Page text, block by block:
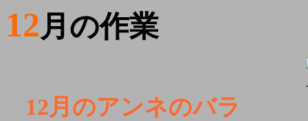
12月の作業
12月のアンネのバラ